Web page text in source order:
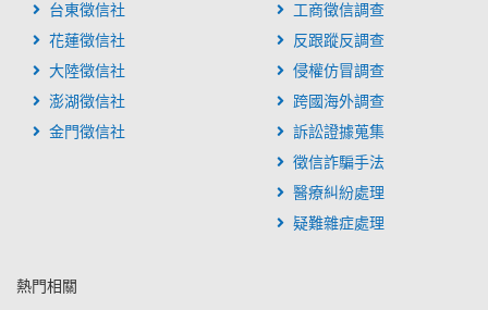
台東徵信社
花蓮徵信社
大陸徵信社
澎湖徵信社
金門徵信社
工商徵信調查
反跟蹤反調查
侵權仿冒調查
跨國海外調查
訴訟證據蒐集
徵信詐騙手法
醫療糾紛處理
疑難雜症處理
熱門相關